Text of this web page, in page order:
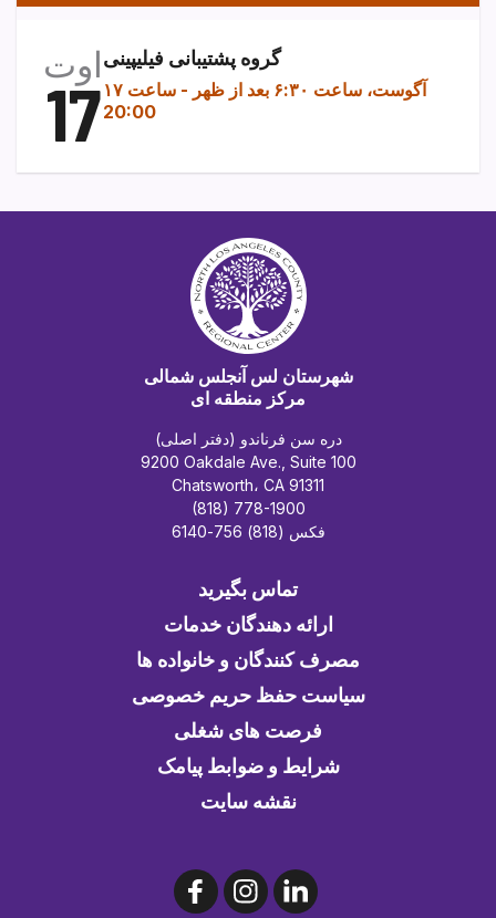
اوت
17
گروه پشتیبانی فیلیپینی
۱۷ آگوست، ساعت ۶:۳۰ بعد از ظهر - ساعت
20:00
شهرستان لس آنجلس شمالی
مرکز منطقه ای
دره سن فرناندو (دفتر اصلی)
9200 Oakdale Ave., Suite 100
Chatsworth، CA 91311
(818) 778-1900
فکس (818) 756-6140
تماس بگیرید
ارائه دهندگان خدمات
مصرف کنندگان و خانواده ها
سیاست حفظ حریم خصوصی
فرصت های شغلی
شرایط و ضوابط پیامک
نقشه سایت